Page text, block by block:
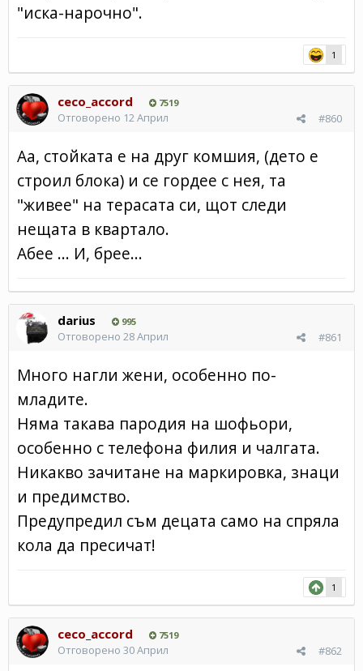
"иска-нарочно".
1
ceco_accord 7519
#860
Отговорено 12 Април
Аа, стойката е на друг комшия, (дето е
строил блока) и се гордее с нея, та
"живее" на терасата си, щот следи
нещата в квартало.
Абее ... И, брее...
darius 995
#861
Отговорено 28 Април
Много нагли жени, особенно по-
младите.
Няма такава пародия на шофьори,
особенно с телефона филия и чалгата.
Никакво зачитане на маркировка, знаци
и предимство.
Предупредил съм децата само на спряла
кола да пресичат!
1
ceco_accord 7519
#862
Отговорено 30 Април